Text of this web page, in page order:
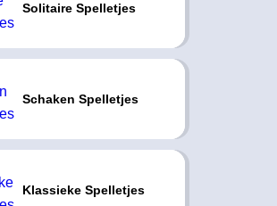
Solitaire Spelletjes
Schaken Spelletjes
Klassieke Spelletjes